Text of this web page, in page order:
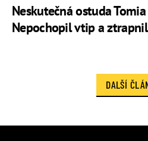
Neskutečná ostuda
Nepochopil vtip a
DALŠÍ